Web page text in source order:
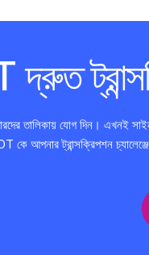
তালিকায় যোগ দিন। এখনই
কে আপনার ট্রান্সক্রিপশন